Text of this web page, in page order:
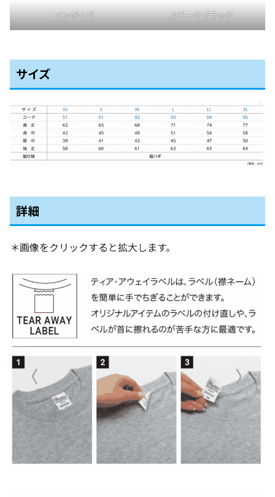
インディゴ スモークブラック
サイズ
詳細
＊画像をクリックすると拡大します。